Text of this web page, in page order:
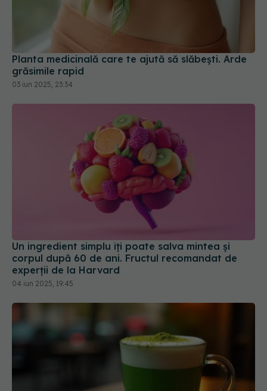
Planta medicinală care te ajută să slăbești. Arde
grăsimile rapid
03 iun 2025, 23:34
Un ingredient simplu îți poate salva mintea și
corpul după 60 de ani. Fructul recomandat de
experții de la Harvard
04 iun 2025, 19:45